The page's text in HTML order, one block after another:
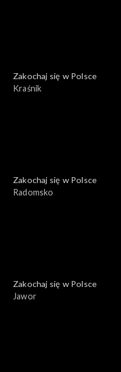
Zakochaj się w Polsce
Kraśnik
Zakochaj się w Polsce
Radomsko
Zakochaj się w Polsce
Jawor